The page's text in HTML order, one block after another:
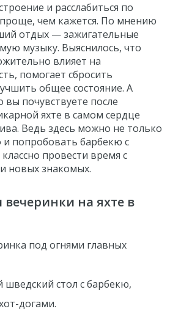
и расслабиться по
чем кажется. По мнению
отдых —зажигательные
музыку. Выяснилось, что
влияет на
помогает сбросить
общее состояние. А
вы почувствуете после
яхте в самом сердце
Ведь здесь можно не только
попробовать барбекю с
провести время с
новых знакомых.
вечеринки на яхте в
под огнями главных
стол с барбекю,
догами.